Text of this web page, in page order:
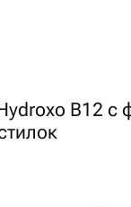
B12 с